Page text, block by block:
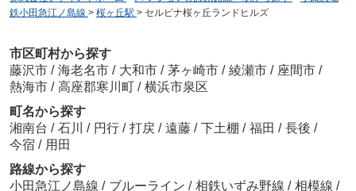
鉄小田急江ノ島線 > 桜ヶ丘駅 > セルピナ桜ヶ丘ランドヒルズ
市区町村から探す
藤沢市 / 海老名市 / 大和市 / 茅ヶ崎市 / 綾瀬市 / 座間市 /
熱海市 / 高座郡寒川町 / 横浜市泉区
町名から探す
湘南台 / 石川 / 円行 / 打戻 / 遠藤 / 下土棚 / 福田 / 長後 /
今宿 / 用田
路線から探す
小田急江ノ島線 / ブルーライン / 相鉄いずみ野線 / 相模線 /